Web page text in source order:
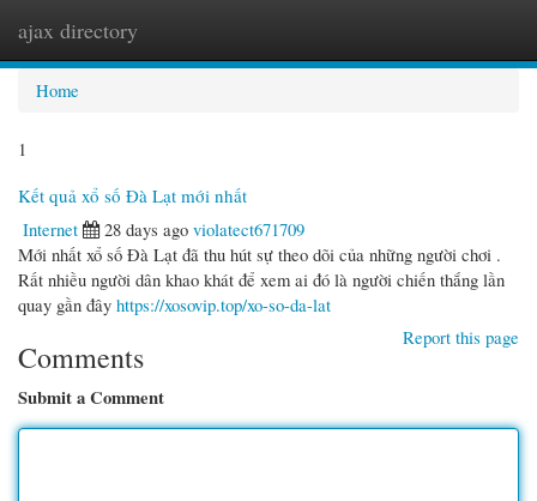
ajax directory
Home
1
Kết quả xổ số Đà Lạt mới nhất
Internet
28 days ago violatect671709
Mới nhất xổ số Đà Lạt đã thu hút sự theo dõi của những người chơi .
Rất nhiều người dân khao khát để xem ai đó là người chiến thắng lần
quay gần đây https://xosovip.top/xo-so-da-lat
Report this page
Comments
Submit a Comment